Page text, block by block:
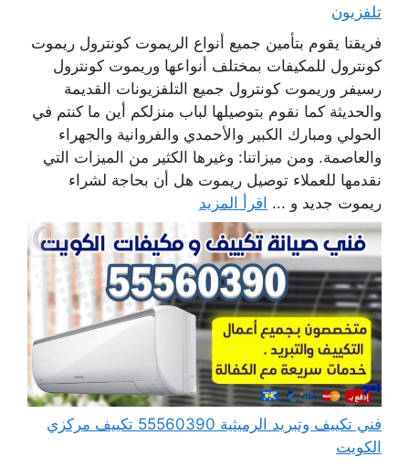
تلفزيون
فريقنا يقوم بتأمين جميع أنواع الريموت كونترول ريموت
كونترول للمكيفات بمختلف أنواعها وريموت كونترول
رسيفر وريموت كونترول جميع التلفزيونات القديمة
والحديثة كما نقوم بتوصيلها لباب منزلكم أين ما كنتم في
الحولي ومبارك الكبير والأحمدي والفروانية والجهراء
والعاصمة. ومن ميزاتنا: وغيرها الكثير من الميزات التي
نقدمها للعملاء توصيل ريموت هل أن بحاجة لشراء
ريموت جديد و ... اقرأ المزيد
فني تكييف وتبريد الرميثية 55560390 تكييف مركزي
الكويت